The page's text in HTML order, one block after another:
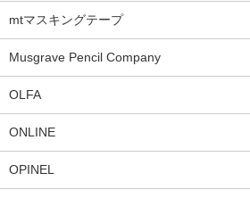
mtマスキングテープ
Musgrave Pencil Company
OLFA
ONLINE
OPINEL